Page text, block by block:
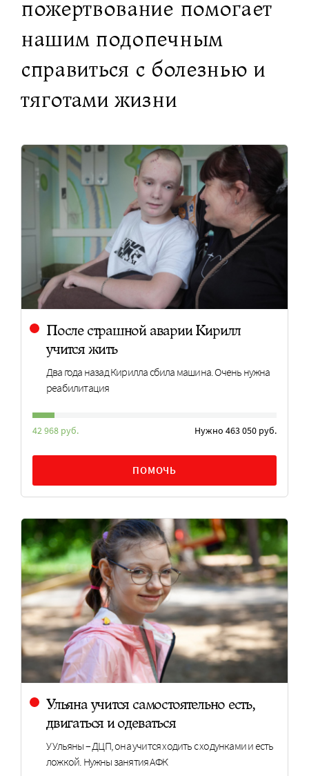
пожертвование помогает
нашим подопечным
справиться с болезнью и
тяготами жизни
После страшной аварии Кирилл
учится жить
Два года назад Кирилла сбила машина. Очень нужна
реабилитация
42 968 руб. Нужно 463 050 руб.
ПОМОЧЬ
Ульяна учится самостоятельно есть,
двигаться и одеваться
У Ульяны – ДЦП, она учится ходить с ходунками и есть
ложкой. Нужны занятия АФК